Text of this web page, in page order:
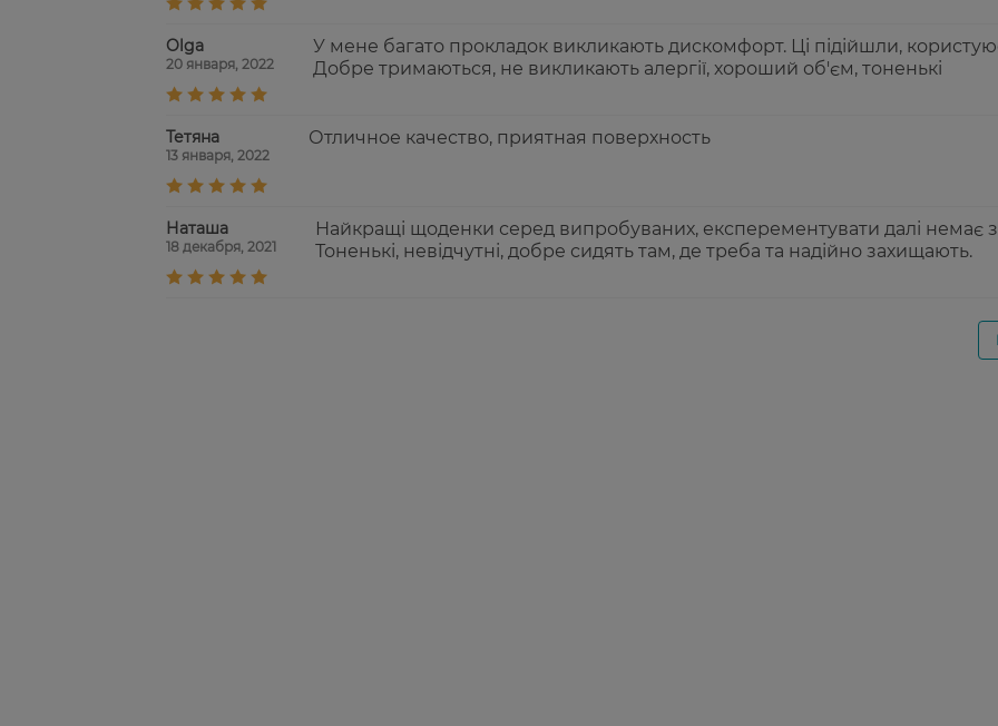
Olga
20 января, 2022
У мене багато прокладок викликають дискомфорт. Ці підійшли,
Добре тримаються, не викликають алергії, хороший об'єм, тоненькі
Тетяна
13 января, 2022
Отличное качество, приятная поверхность
Наташа
18 декабря, 2021
Найкращі щоденки серед випробуваних, експерементувати далі немає
Тоненькі, невідчутні, добре сидять там, де треба та надійно захищають.